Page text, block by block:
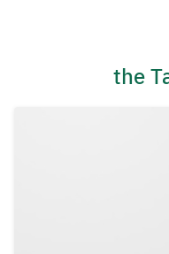
the